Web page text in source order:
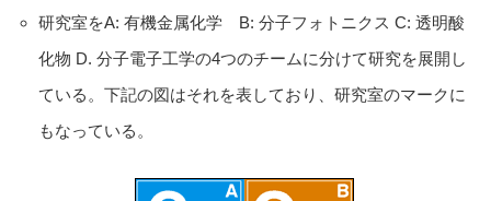
研究室をA: 有機金属化学 B: 分子フォトニクス C: 透明酸
化物 D. 分子電子工学の4つのチームに分けて研究を展開し
ている。下記の図はそれを表しており、研究室のマークに
もなっている。